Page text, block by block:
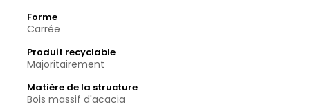
Forme
Carrée
Produit recyclable
Majoritairement
Matière de la structure
Bois massif d'acacia